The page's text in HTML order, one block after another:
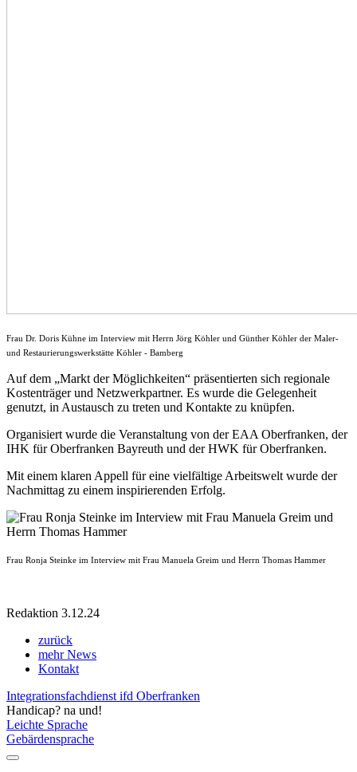
Frau Dr. Doris Kühne im Interview mit Herrn Jörg Köhler und Günther Köhler der Maler-
und Restaurierungswerkstätte Köhler - Bamberg
Auf dem „Markt der Möglichkeiten“ präsentierten sich regionale
Kostenträger und Netzwerkpartner. Es wurde die Gelegenheit
genutzt, in Austausch zu treten und Kontakte zu knüpfen.
Organisiert wurde die Veranstaltung von der EAA Oberfranken, der
IHK für Oberfranken Bayreuth und der HWK für Oberfranken.
Mit einem klaren Appell für eine vielfältige Arbeitswelt wurde der
Nachmittag zu einem inspirierenden Erfolg.
Frau Ronja Steinke im Interview mit Frau Manuela Greim und Herrn Thomas Hammer
Redaktion 3.12.24
zurück
mehr News
Kontakt
Integrationsfachdienst ifd Oberfranken
Handicap? na und!
Leichte Sprache
Gebärdensprache